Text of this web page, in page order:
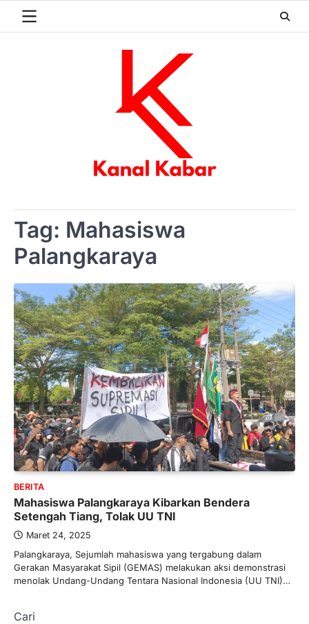
Tag: Mahasiswa
Palangkaraya
BERITA
Mahasiswa Palangkaraya Kibarkan Bendera
Setengah Tiang, Tolak UU TNI
Maret 24, 2025
Palangkaraya, Sejumlah mahasiswa yang tergabung dalam
Gerakan Masyarakat Sipil (GEMAS) melakukan aksi demonstrasi
menolak Undang-Undang Tentara Nasional Indonesia (UU TNI)…
Cari